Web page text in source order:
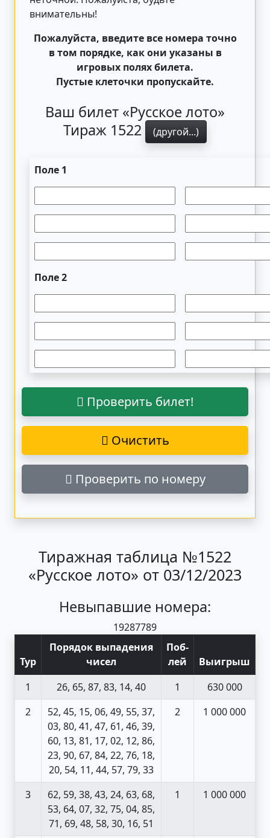
внимательны!
Пожалуйста, введите все номера точно
в том порядке, как они указаны в
игровых полях билета.
Пустые клеточки пропускайте.
Ваш билет «Русское лото»
Тираж 1522
(другой...)
Поле 1
Поле 2
Проверить билет!
Очистить
Проверить по номеру
Тиражная таблица №1522
«Русское лото» от 03/12/2023
Невыпавшие номера:
19287789
Тур
Порядок выпадения
чисел
Поб-
лей
Выигрыш
1
26, 65, 87, 83, 14, 40 1
630 000
2
52, 45, 15, 06, 49, 55, 37,
03, 80, 41, 47, 61, 46, 39,
60, 13, 81, 17, 02, 12, 86,
23, 90, 67, 84, 22, 76, 18,
20, 54, 11, 44, 57, 79, 33
2 1 000 000
3
62, 59, 38, 43, 24, 63, 68,
53, 64, 07, 32, 75, 04, 85,
71, 69, 48, 58, 30, 16, 51
1 1 000 000